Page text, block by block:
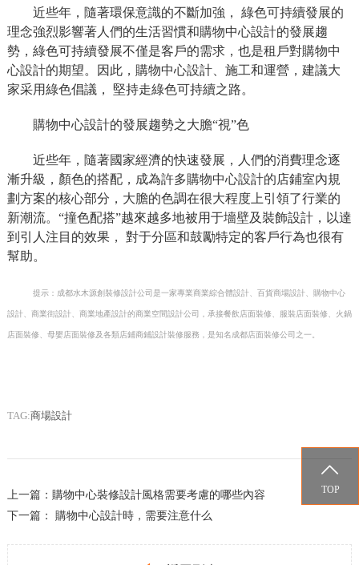
近些年，隨著環保意識的不斷加強， 綠色可持續發展的
理念強烈影響著人們的生活習慣和購物中心設計的發展趨
勢，綠色可持續發展不僅是客戶的需求，也是租戶對購物中
心設計的期望。因此，購物中心設計、施工和運營，建議大
家采用綠色倡議， 堅持走綠色可持續之路。
購物中心設計的發展趨勢之大膽“視”色
近些年，隨著國家經濟的快速發展，人們的消費理念逐
漸升級，顏色的搭配，成為許多購物中心設計的店鋪室內規
劃方案的核心部分，大膽的色調在很大程度上引領了行業的
新潮流。“撞色配搭”越來越多地被用于墻壁及裝飾設計，以達
到引人注目的效果， 對于分區和鼓勵特定的客戶行為也很有
幫助。
提示：成都水木源創裝修設計公司是一家專業商業綜合體設計、百貨商場設計、購物中心
設計、商業街設計、商業地產設計的商業空間設計公司，承接餐飲店面裝修、服裝店面裝修、火鍋
店面裝修、母嬰店面裝修及各類店鋪商鋪設計裝修服務，是知名成都店面裝修公司之一。
TAG:商場設計
上一篇： 購物中心裝修設計風格需要考慮的哪些內容
下一篇： 購物中心設計時，需要注意什么

TOP